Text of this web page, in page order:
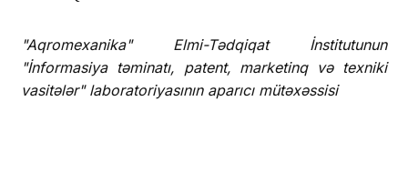
"Aqromexanika" Elmi-Tədqiqat İnstitutunun
"İnformasiya təminatı, patent, marketinq və texniki
vasitələr" laboratoriyasının aparıcı mütəxəssisi